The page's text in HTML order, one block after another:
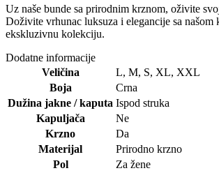
Uz naše bunde sa prirodnim krznom, oživite
Doživite vrhunac luksuza i elegancije sa
ekskluzivnu kolekciju.
Dodatne informacije
Veličina
L, M, S, XL, XXL
Boja
Crna
Dužina jakne / kaputa Ispod struka
Kapuljača
Ne
Krzno
Da
Materijal
Prirodno krzno
Pol
Za žene